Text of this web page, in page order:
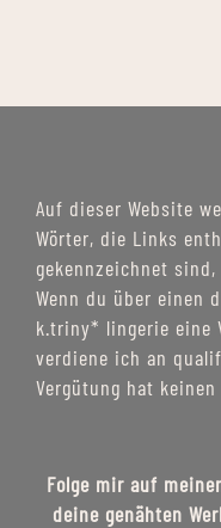
Auf dieser Website
Wörter, die Links
gekennzeichnet
Wenn du über einen
k.triny* lingerie eine
verdiene ich an
Vergütung hat
Folge mir auf
deine genähten